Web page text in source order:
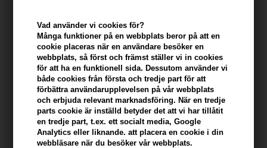
Vad använder vi cookies för?
Många funktioner på en webbplats beror på att en
cookie placeras när en användare besöker en
webbplats, så först och främst ställer vi in ​​cookies
för att ha en funktionell sida. Dessutom använder vi
både cookies från första och tredje part för att
förbättra användarupplevelsen på vår webbplats
och erbjuda relevant marknadsföring. När en tredje
parts cookie är inställd betyder det att vi har tillåtit
en tredje part, t.ex. ett socialt media, Google
Analytics eller liknande. att placera en cookie i din
webbläsare när du besöker vår webbplats.
I lager- Leveranstid: 2-3 arbetsdagar
Du tjänar 14 Bonuskronor på köp av denna artikel -
konto
KÖP FÖR YTTERLIGARE 499,00 SEK OCH FÅ FRI FRAKT
Beskrivning Recensioner Tillverkare